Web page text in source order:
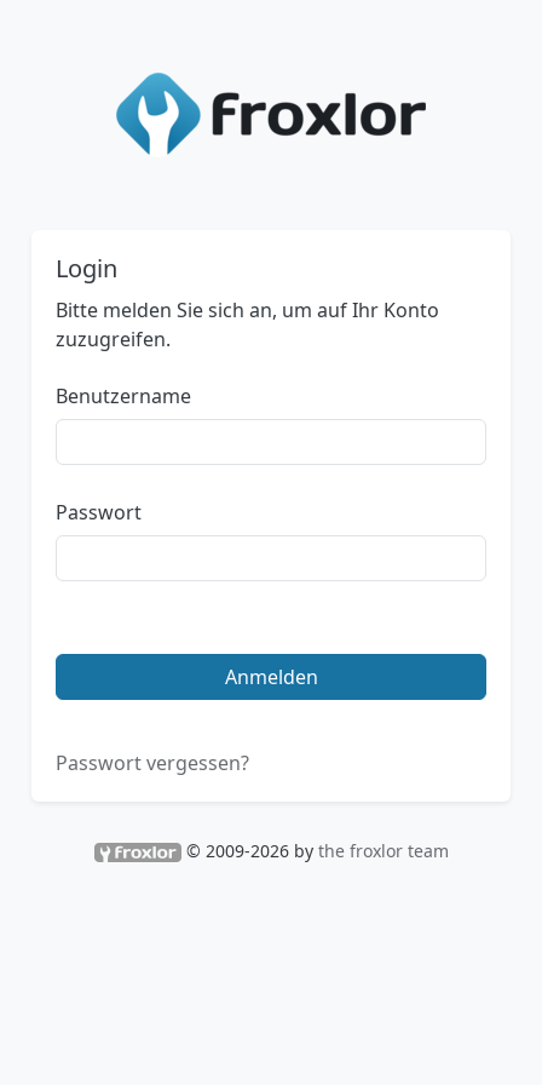
Login
Bitte melden Sie sich an, um auf Ihr Konto
zuzugreifen.
Benutzername
Passwort
Anmelden
Passwort vergessen?
© 2009-2026 by the froxlor team